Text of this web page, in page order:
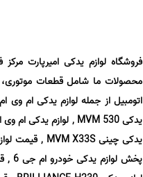
فروشگاه لوازم یدکی امیرپارت
محصولات ما شامل قطعات موتوری،